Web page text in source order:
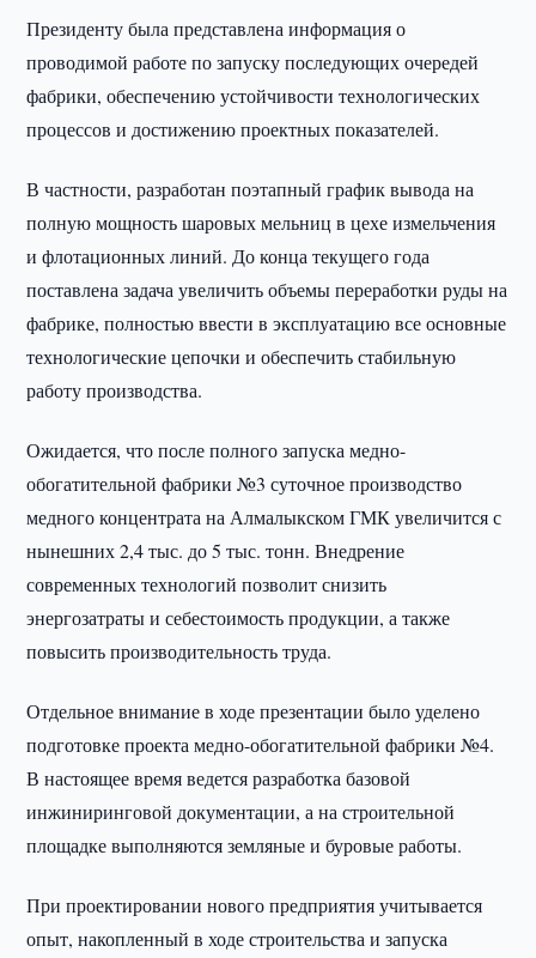
Президенту была представлена информация о
проводимой работе по запуску последующих очередей
фабрики, обеспечению устойчивости технологических
процессов и достижению проектных показателей.
В частности, разработан поэтапный график вывода на
полную мощность шаровых мельниц в цехе измельчения
и флотационных линий. До конца текущего года
поставлена задача увеличить объемы переработки руды на
фабрике, полностью ввести в эксплуатацию все основные
технологические цепочки и обеспечить стабильную
работу производства.
Ожидается, что после полного запуска медно-
обогатительной фабрики №3 суточное производство
медного концентрата на Алмалыкском ГМК увеличится с
нынешних 2,4 тыс. до 5 тыс. тонн. Внедрение
современных технологий позволит снизить
энергозатраты и себестоимость продукции, а также
повысить производительность труда.
Отдельное внимание в ходе презентации было уделено
подготовке проекта медно-обогатительной фабрики №4.
В настоящее время ведется разработка базовой
инжиниринговой документации, а на строительной
площадке выполняются земляные и буровые работы.
При проектировании нового предприятия учитывается
опыт, накопленный в ходе строительства и запуска